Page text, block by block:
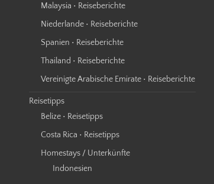
Malaysia • Reiseberichte
Niederlande • Reiseberichte
Spanien • Reiseberichte
Thailand • Reiseberichte
Vereinigte Arabische Emirate • Reiseberichte
Reisetipps
Belize • Reisetipps
Costa Rica • Reisetipps
Homestays / Unterkünfte
Indonesien